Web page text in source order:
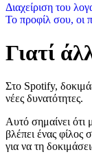
Διαχείριση του
Το προφίλ σου, οι
Γιατί
Στο Spotify,
νέες δυνατότητες.
Αυτό σημαίνει ότι
βλέπει ένας φίλος
για να τη